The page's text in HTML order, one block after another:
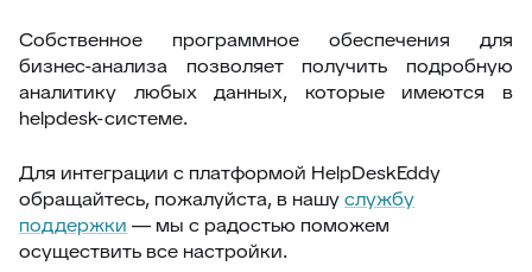
Собственное программное обеспечения для
бизнес-анализа позволяет получить подробную
аналитику любых данных, которые имеются в
helpdesk-системе.
Для интеграции с платформой HelpDeskEddy
обращайтесь, пожалуйста, в нашуслужбу
поддержки — мы с радостью поможем
осуществить все настройки.